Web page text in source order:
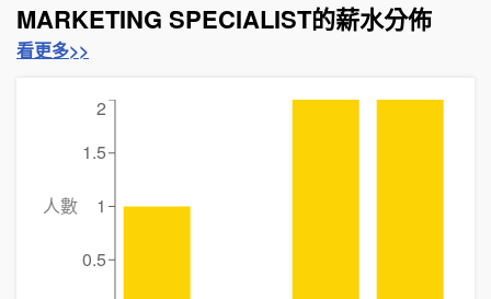
MARKETING SPECIALIST的薪水分佈
看更多>>
0.5
1
1.5
2
人數